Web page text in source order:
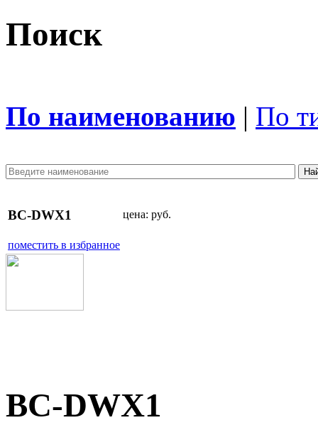
Поиск
По наименованию | По
BC-DWX1 цена: руб.
поместить в избранное
BC-DWX1